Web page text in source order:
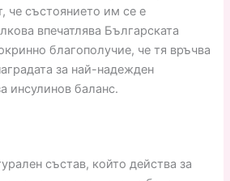
че състоянието им се е
впечатлява Българската
благополучие, че тя връчва
за най-надежден
инсулинов баланс.
състав, който действа за